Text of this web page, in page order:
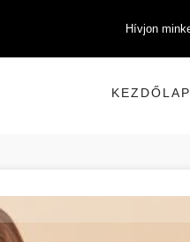
Hívjon
KEZDŐLAP